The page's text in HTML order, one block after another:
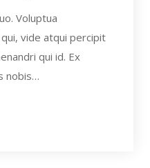
Voluptua
vide atqui percipit
qui id. Ex
nobis…